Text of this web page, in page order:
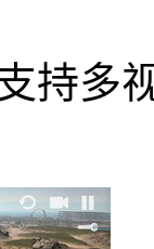
持多